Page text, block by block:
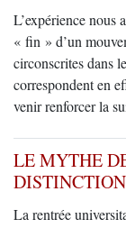
L’expérience nous
« fin » d’un
circonscrites dans
correspondent en
venir renforcer la
LE MYTHE
La rentrée